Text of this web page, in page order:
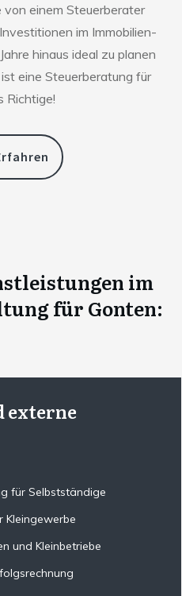
einem Steuerberater
im Immobilien-
hinaus ideal zu planen
eine Steuerberatung für
Richtige!
im
für Gonten:
externe
für Selbstständige
Kleingewerbe
und Kleinbetriebe